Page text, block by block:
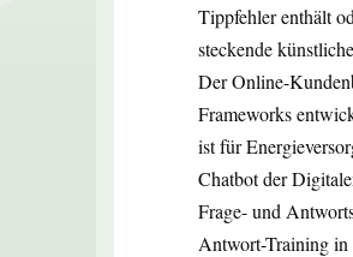
Tippfehler enthält
steckende
Der Online-
Frameworks
ist für
Chatbot der
Frage- und
Antwort-Training in